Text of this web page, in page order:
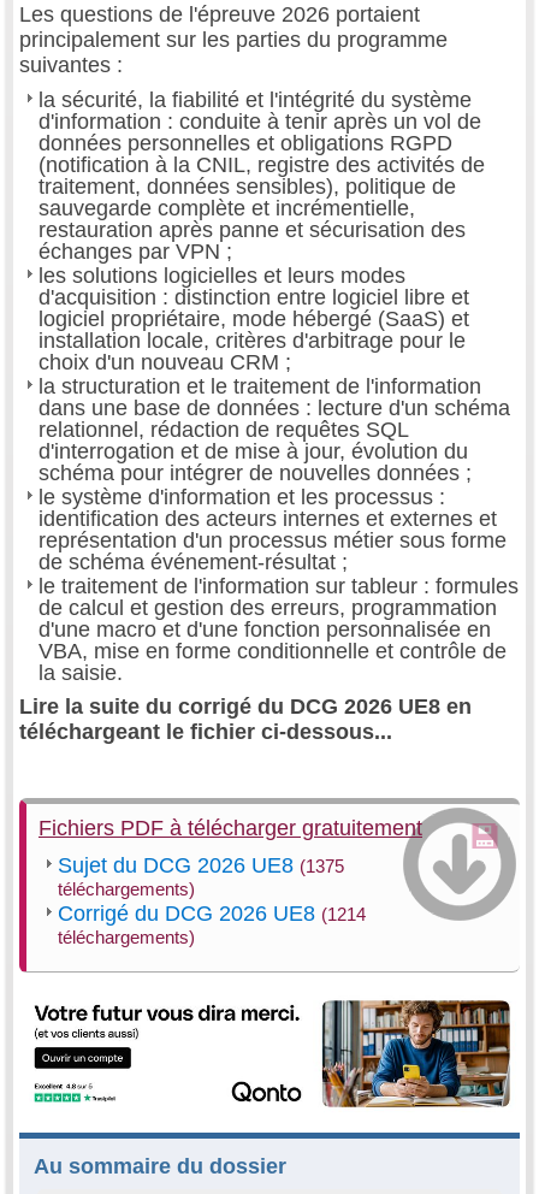
Les questions de l'épreuve 2026 portaient
principalement sur les parties du programme
suivantes :
la sécurité, la fiabilité et l'intégrité du système
d'information : conduite à tenir après un vol de
données personnelles et obligations RGPD
(notification à la CNIL, registre des activités de
traitement, données sensibles), politique de
sauvegarde complète et incrémentielle,
restauration après panne et sécurisation des
échanges par VPN ;
les solutions logicielles et leurs modes
d'acquisition : distinction entre logiciel libre et
logiciel propriétaire, mode hébergé (SaaS) et
installation locale, critères d'arbitrage pour le
choix d'un nouveau CRM ;
la structuration et le traitement de l'information
dans une base de données : lecture d'un schéma
relationnel, rédaction de requêtes SQL
d'interrogation et de mise à jour, évolution du
schéma pour intégrer de nouvelles données ;
le système d'information et les processus :
identification des acteurs internes et externes et
représentation d'un processus métier sous forme
de schéma événement-résultat ;
le traitement de l'information sur tableur : formules
de calcul et gestion des erreurs, programmation
d'une macro et d'une fonction personnalisée en
VBA, mise en forme conditionnelle et contrôle de
la saisie.
Lire la suite du corrigé du DCG 2026 UE8 en
téléchargeant le fichier ci-dessous...
Fichiers PDF à télécharger gratuitement
Sujet du DCG 2026 UE8 (1375
téléchargements)
Corrigé du DCG 2026 UE8 (1214
téléchargements)
Au sommaire du dossier